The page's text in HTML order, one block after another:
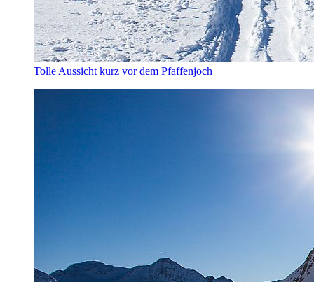
Tolle Aussicht kurz vor dem Pfaffenjoch